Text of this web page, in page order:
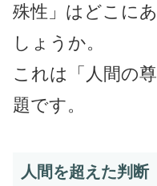
殊性」はどこに
しょうか。
これは「人間の
題です。
人間を超えた判断